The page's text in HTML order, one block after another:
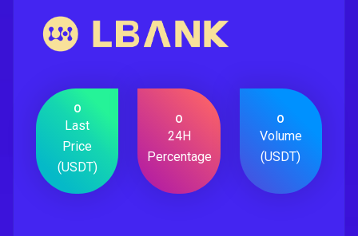
0
Last
Price
(USDT)
0
24H
Percentage
0
Volume
(USDT)